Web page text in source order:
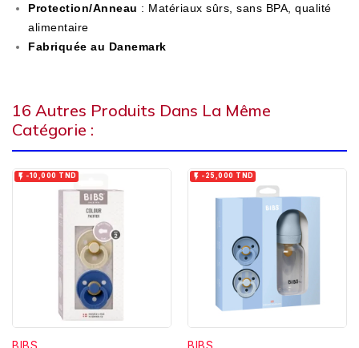
Protection/Anneau : Matériaux sûrs, sans BPA, qualité
alimentaire
Fabriquée au Danemark
16 Autres Produits Dans La Même
Catégorie :
 -10,000 TND
BIBS
 -25,000 TND
BIBS